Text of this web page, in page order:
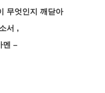
무엇인지 깨닫아
서 ,
멘 –